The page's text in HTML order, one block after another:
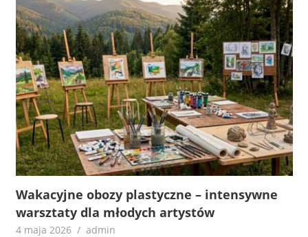
Wakacyjne obozy plastyczne – intensywne
warsztaty dla młodych artystów
4 maja 2026 admin